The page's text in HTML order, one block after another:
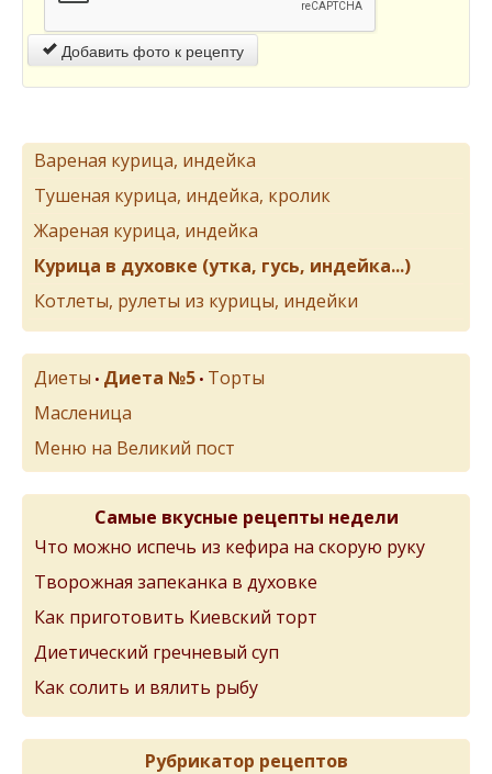
Добавить фото к рецепту
Вареная курица, индейка
Тушеная курица, индейка, кролик
Жареная курица, индейка
Курица в духовке (утка, гусь, индейка...)
Котлеты, рулеты из курицы, индейки
Диеты • Диета №5 • Торты
Масленица
Меню на Великий пост
Самые вкусные рецепты недели
Что можно испечь из кефира на скорую руку
Творожная запеканка в духовке
Как приготовить Киевский торт
Диетический гречневый суп
Как солить и вялить рыбу
Рубрикатор рецептов